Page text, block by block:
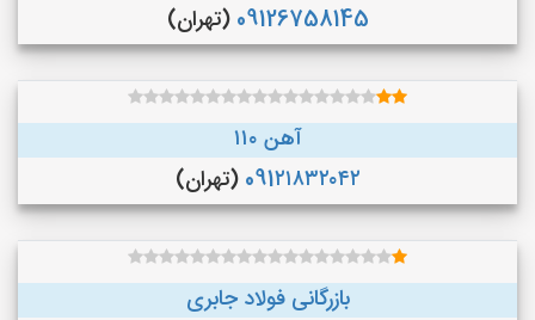
09126758145 (تهران)
آهن ۱۱۰
091۲۱۸۳۲۰۴۲ (تهران)
بازرگانی فولاد جابری